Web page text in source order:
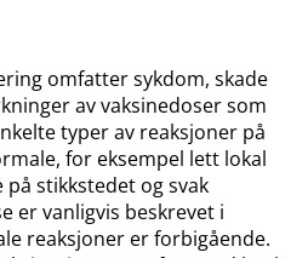
omfatter sykdom, skade
av vaksinedoser som
typer av reaksjoner på
for eksempel lett lokal
stikkstedet og svak
er vanligvis beskrevet i
reaksjoner er forbigående.